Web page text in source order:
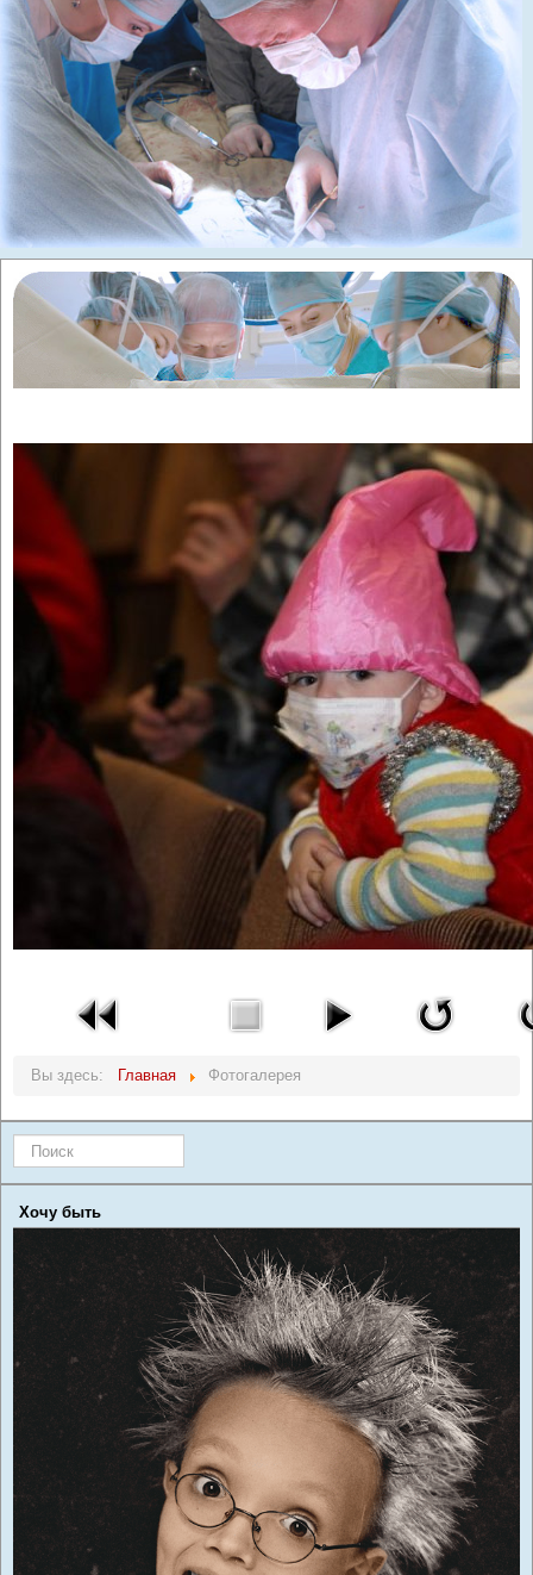
Вы здесь: Главная Фотогалерея
Искать...
Хочу быть